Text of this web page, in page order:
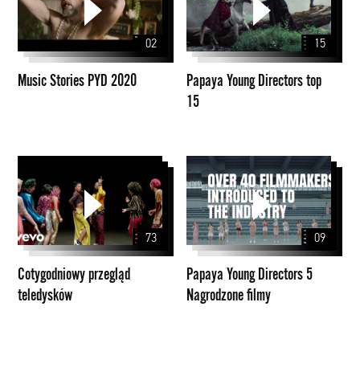
PYD
2020
02
Music Stories PYD 2020
Directors
top
15
15
Papaya Young Directors top
15
przegląd
teledysków
73
Cotygodniowy przegląd
teledysków
Papaya
Young
Directors
5
Nagrodzone
09
Papaya Young Directors 5
Nagrodzone filmy